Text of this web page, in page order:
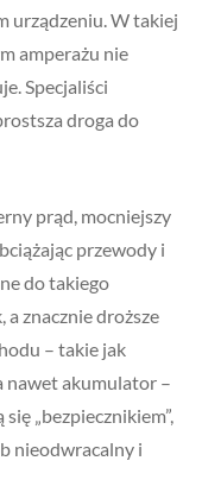
urządzeniu. W takiej
amperażu nie
Specjaliści
droga do
prąd, mocniejszy
przewody i
do takiego
a znacznie droższe
– takie jak
nawet akumulator –
„bezpiecznikiem”,
nieodwracalny i